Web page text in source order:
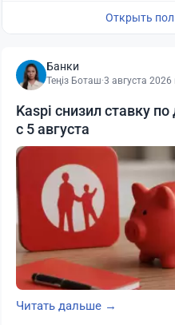
Открыть
Банки
Теңіз Боташ·3 августа 2026
Kaspi снизил ставку
с 5 августа
Читать дальше →